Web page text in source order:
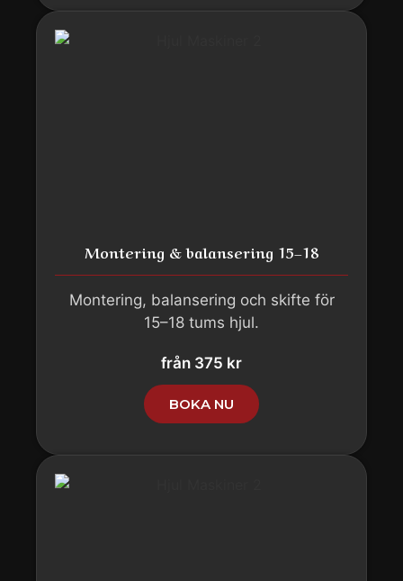
Montering & balansering 15–18
Montering, balansering och skifte för
15–18 tums hjul.
från 375 kr
BOKA NU